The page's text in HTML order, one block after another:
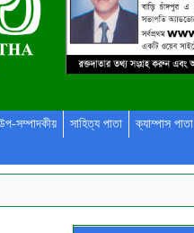
সম্পাদকীয় সাহিত্য পাতা ক্যাম্পাস পাতা